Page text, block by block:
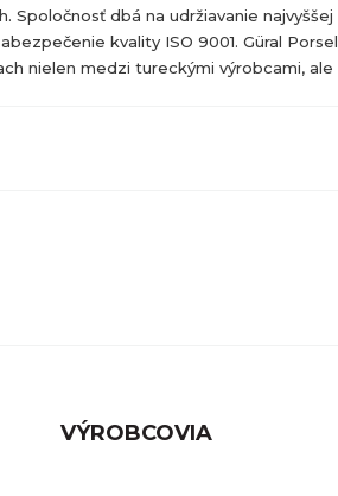
Spoločnosť dbá na udržiavanie
kvality ISO 9001. Güral
nielen medzi tureckými výrobcami, ale
VÝROBCOVIA